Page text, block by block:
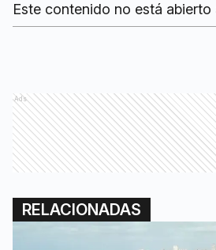
Este contenido no está abierto
Ads
RELACIONADAS